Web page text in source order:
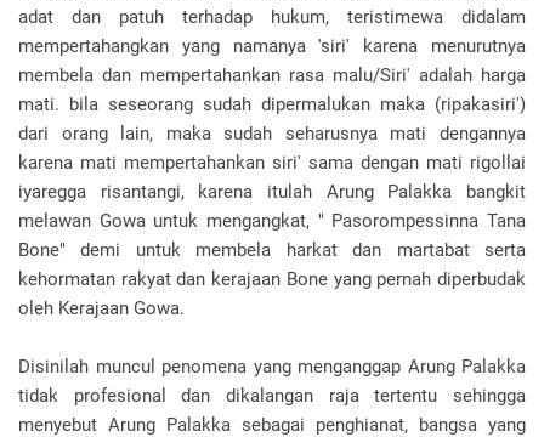
adat dan patuh terhadap hukum, teristimewa didalam
mempertahangkan yang namanya 'siri' karena menurutnya
membela dan mempertahankan rasa malu/Siri' adalah harga
mati. bila seseorang sudah dipermalukan maka (ripakasiri')
dari orang lain, maka sudah seharusnya mati dengannya
karena mati mempertahankan siri' sama dengan mati rigollai
iyaregga risantangi, karena itulah Arung Palakka bangkit
melawan Gowa untuk mengangkat, " Pasorompessinna Tana
Bone" demi untuk membela harkat dan martabat serta
kehormatan rakyat dan kerajaan Bone yang pernah diperbudak
oleh Kerajaan Gowa.
Disinilah muncul penomena yang menganggap Arung Palakka
tidak profesional dan dikalangan raja tertentu sehingga
menyebut Arung Palakka sebagai penghianat, bangsa yang